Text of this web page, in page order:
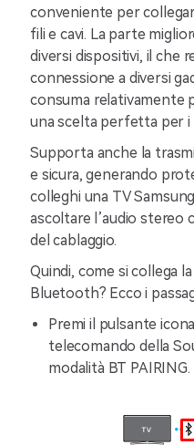
conveniente per
fili e cavi. La parte
diversi dispositivi, il che
connessione a diversi
consuma relativamente
una scelta perfetta per i
Supporta anche la
e sicura, generando
colleghi una TV
ascoltare l’audio stereo
del cablaggio.
Quindi, come si collega
Bluetooth? Ecco i
Premi il pulsante
telecomando della
modalità BT PAIRING.